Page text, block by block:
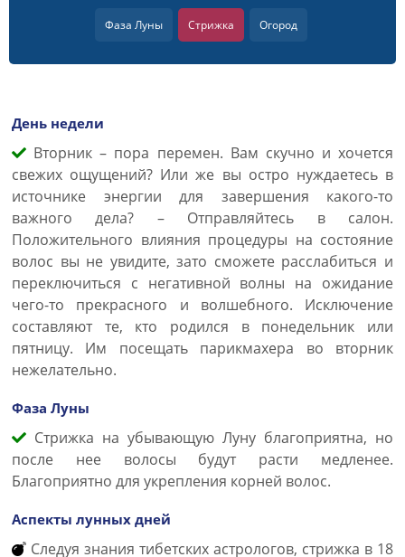
Фаза Луны Стрижка Огород
День недели
Вторник – пора перемен. Вам скучно и хочется
свежих ощущений? Или же вы остро нуждаетесь в
источнике энергии для завершения какого-то
важного дела? – Отправляйтесь в салон.
Положительного влияния процедуры на состояние
волос вы не увидите, зато сможете расслабиться и
переключиться с негативной волны на ожидание
чего-то прекрасного и волшебного. Исключение
составляют те, кто родился в понедельник или
пятницу. Им посещать парикмахера во вторник
нежелательно.
Фаза Луны
Стрижка на убывающую Луну благоприятна, но
после нее волосы будут расти медленее.
Благоприятно для укрепления корней волос.
Аспекты лунных дней
Следуя знания тибетских астрологов, стрижка в 18